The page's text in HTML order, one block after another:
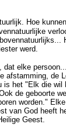
Hoe
werd.
dat elke
afstamming, de
is het "Elk die
de geboorte
worden."
van God heeft
Geest.